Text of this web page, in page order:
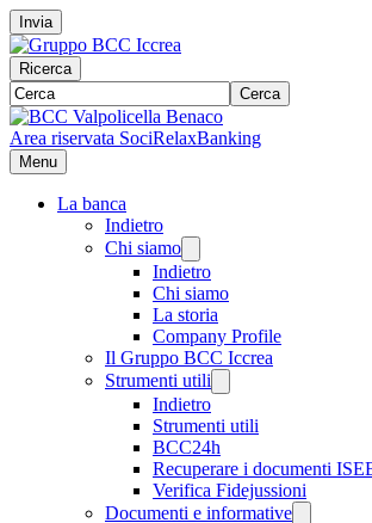
Invia
Ricerca
Cerca
Area riservata SociRelaxBanking
Menu
La banca
Indietro
Chi siamo
Indietro
Chi siamo
La storia
Company Profile
Il Gruppo BCC Iccrea
Strumenti utili
Indietro
Strumenti utili
BCC24h
Recuperare i documenti
Verifica Fidejussioni
Documenti e informative